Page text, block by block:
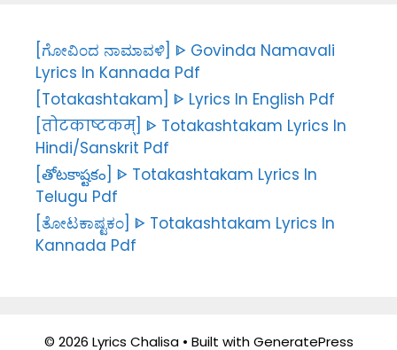
[ಗೋವಿಂದ ನಾಮಾವಳಿ] ᐈ Govinda Namavali
Lyrics In Kannada Pdf
[Totakashtakam] ᐈ Lyrics In English Pdf
[तोटकाष्टकम्] ᐈ Totakashtakam Lyrics In
Hindi/Sanskrit Pdf
[తోటకాష్టకం] ᐈ Totakashtakam Lyrics In
Telugu Pdf
[ತೋಟಕಾಷ್ಟಕಂ] ᐈ Totakashtakam Lyrics In
Kannada Pdf
© 2026 Lyrics Chalisa• Built withGeneratePress